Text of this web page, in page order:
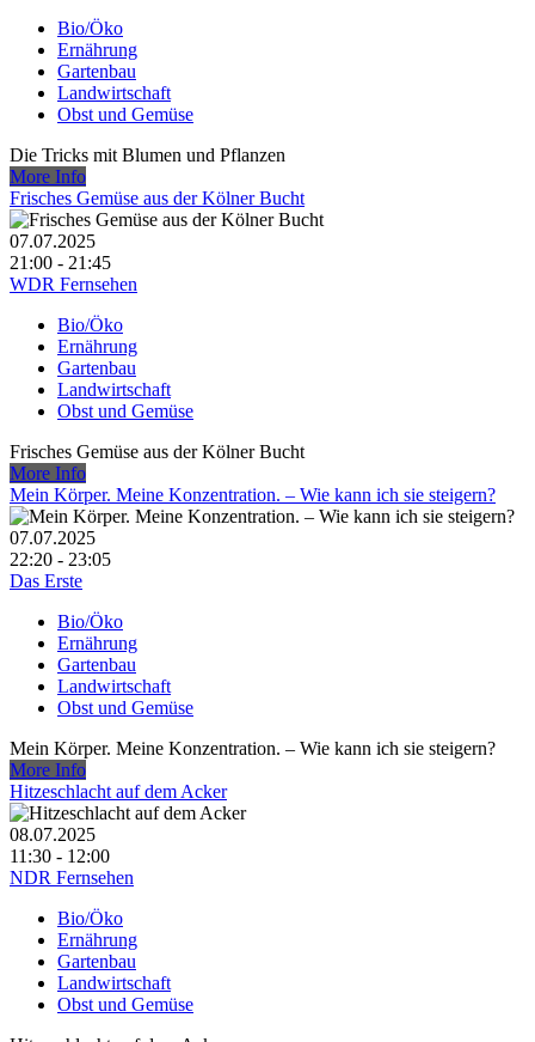
Bio/Öko
Ernährung
Gartenbau
Landwirtschaft
Obst und Gemüse
Die Tricks mit Blumen und Pflanzen
More Info
Frisches Gemüse aus der Kölner Bucht
07.07.2025
21:00 - 21:45
WDR Fernsehen
Bio/Öko
Ernährung
Gartenbau
Landwirtschaft
Obst und Gemüse
Frisches Gemüse aus der Kölner Bucht
More Info
Mein Körper. Meine Konzentration. – Wie kann ich sie steigern?
07.07.2025
22:20 - 23:05
Das Erste
Bio/Öko
Ernährung
Gartenbau
Landwirtschaft
Obst und Gemüse
Mein Körper. Meine Konzentration. – Wie kann ich sie steigern?
More Info
Hitzeschlacht auf dem Acker
08.07.2025
11:30 - 12:00
NDR Fernsehen
Bio/Öko
Ernährung
Gartenbau
Landwirtschaft
Obst und Gemüse